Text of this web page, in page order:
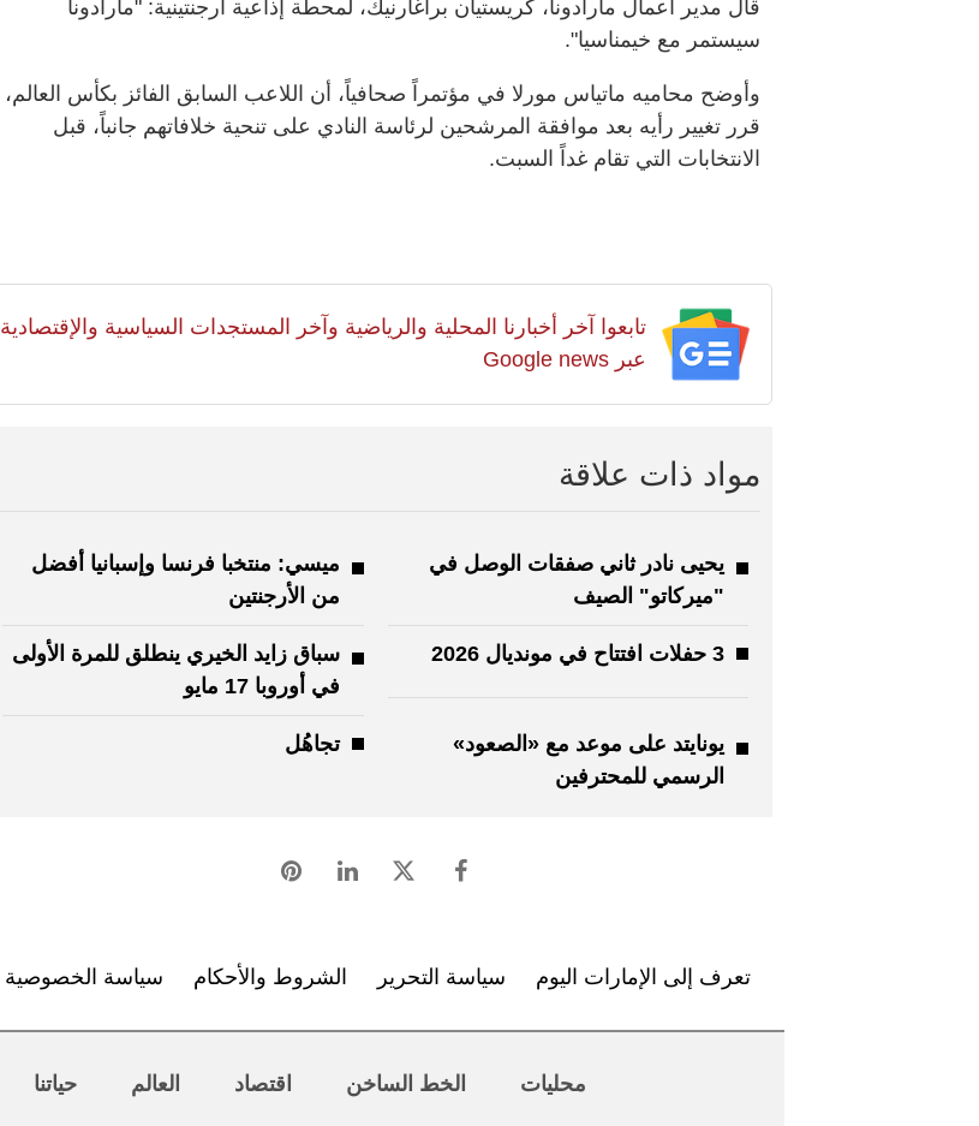
قال مدير أعمال مارادونا، كريستيان براغارنيك، لمحطة إذاعية أرجنتينية: "مارادونا
سيستمر مع خيمناسيا".
وأوضح محاميه ماتياس مورلا في مؤتمراً صحافياً، أن اللاعب السابق الفائز بكأس العالم،
قرر تغيير رأيه بعد موافقة المرشحين لرئاسة النادي على تنحية خلافاتهم جانباً، قبل
الانتخابات التي تقام غداً السبت.
تابعوا آخر أخبارنا المحلية والرياضية وآخر المستجدات السياسية والإقتصادية
عبر Google news
مواد ذات علاقة
يحيى نادر ثاني صفقات الوصل في
"ميركاتو" الصيف
ميسي: منتخبا فرنسا وإسبانيا أفضل
من الأرجنتين
3 حفلات افتتاح في مونديال 2026
سباق زايد الخيري ينطلق للمرة الأولى
في أوروبا 17 مايو
يونايتد على موعد مع «الصعود»
الرسمي للمحترفين
تجاهُل
تعرف إلى الإمارات اليوم سياسة التحرير الشروط والأحكام سياسة الخصوصية
محليات الخط الساخن اقتصاد العالم حياتنا